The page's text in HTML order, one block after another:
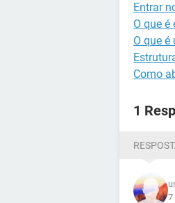
Entrar
O que
O que é
Como
1
7